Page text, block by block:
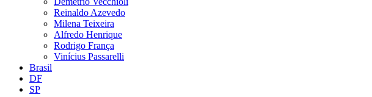
Reinaldo Azevedo
Milena Teixeira
Alfredo Henrique
Rodrigo França
Vinícius Passarelli
Brasil
DF
SP